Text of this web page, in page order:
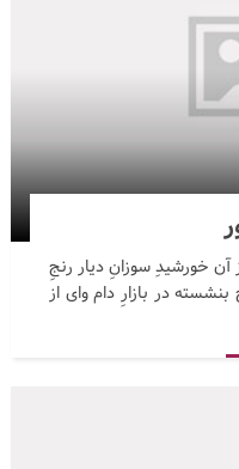
آن خورشیدِ سوزانِ دیار رنجِ
در بازارِ دام وای از